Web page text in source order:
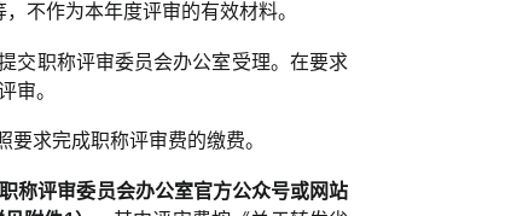
不作为本年度评审的有效材料。
交职称评审委员会办公室受理。在要求
审。
求完成职称评审费的缴费。
称评审委员会办公室官方公众号或网站